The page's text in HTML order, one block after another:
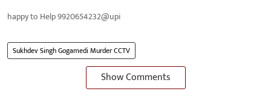
happy to Help 9920654232@upi
Sukhdev Singh Gogamedi Murder CCTV
Show Comments